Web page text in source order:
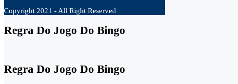
Copyright 2021 - All Right Reserved
Regra Do Jogo Do Bingo
Regra Do Jogo Do Bingo